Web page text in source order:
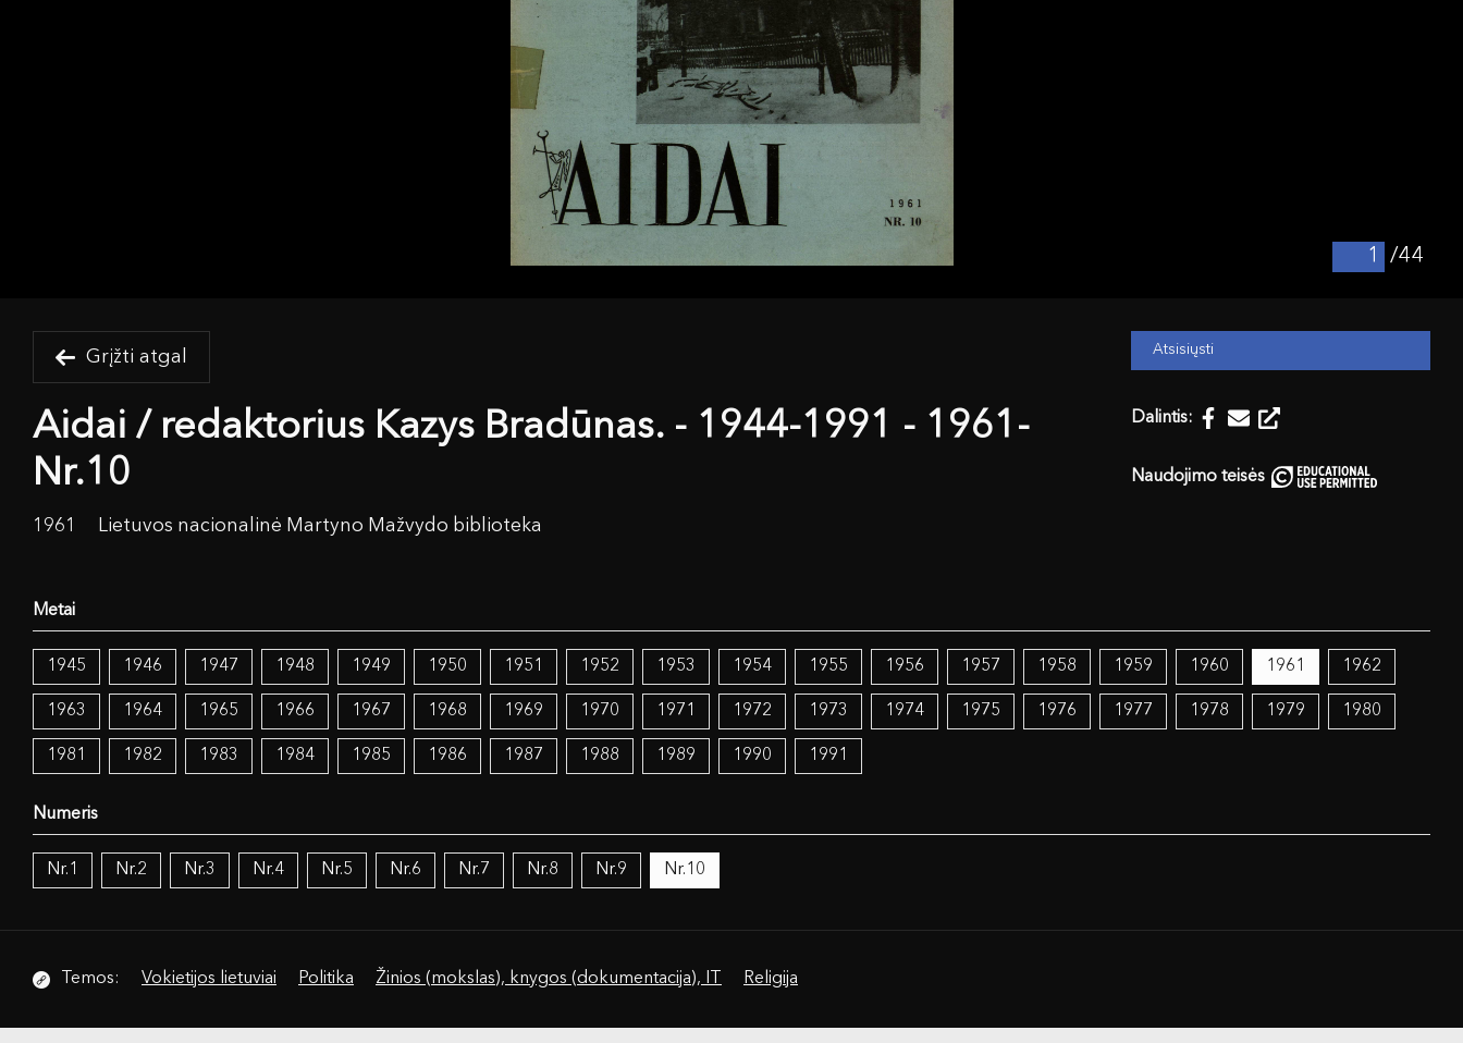
/44
Grįžti atgal
Aidai / redaktorius Kazys Bradūnas. - 1944-1991 - 1961-
Nr.10
1961 Lietuvos nacionalinė Martyno Mažvydo biblioteka
Atsisiųsti
Dalintis:
Naudojimo teisės
1945 1946 1947 1948 1949 1950 1951 1952 1953 1954 1955 1956 1957 1958 1959 1960 1961 1962
1963 1964 1965 1966 1967 1968 1969 1970 1971 1972 1973 1974 1975 1976 1977 1978 1979 1980
1981 1982 1983 1984 1985 1986 1987 1988 1989 1990 1991
Nr.1 Nr.2 Nr.3 Nr.4 Nr.5 Nr.6 Nr.7 Nr.8 Nr.9 Nr.10
Temos: Vokietijos lietuviai Politika Žinios (mokslas), knygos (dokumentacija), IT Religija